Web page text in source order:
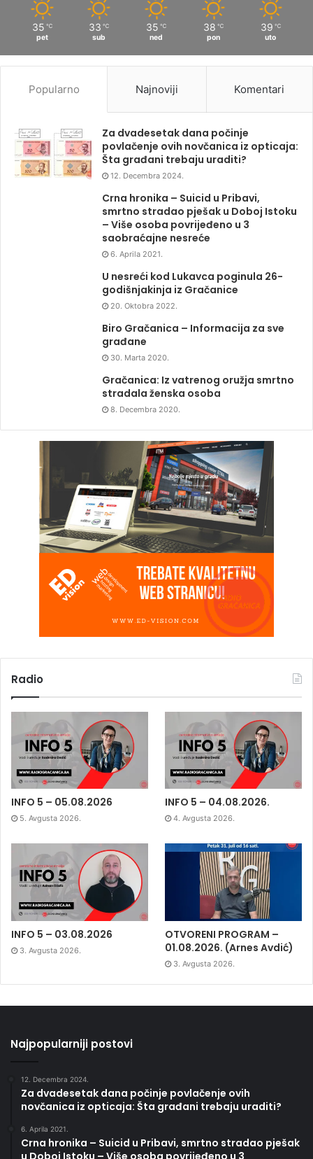
35 ℃
pet
33 ℃
sub
35 ℃
ned
38 ℃
pon
39 ℃
uto
Popularno Najnoviji Komentari
Za dvadesetak dana počinje
povlačenje ovih novčanica iz opticaja:
Šta građani trebaju uraditi?
12. Decembra 2024.
Crna hronika – Suicid u Pribavi,
smrtno stradao pješak u Doboj Istoku
– Više osoba povrijeđeno u 3
saobraćajne nesreće
6. Aprila 2021.
U nesreći kod Lukavca poginula 26-
godišnjakinja iz Gračanice
20. Oktobra 2022.
Biro Gračanica – Informacija za sve
građane
30. Marta 2020.
Gračanica: Iz vatrenog oružja smrtno
stradala ženska osoba
8. Decembra 2020.
Radio
INFO 5 – 05.08.2026
5. Avgusta 2026.
INFO 5 – 04.08.2026.
4. Avgusta 2026.
INFO 5 – 03.08.2026
3. Avgusta 2026.
OTVORENI PROGRAM –
01.08.2026. (Arnes Avdić)
3. Avgusta 2026.
Najpopularniji postovi
12. Decembra 2024.
Za dvadesetak dana počinje povlačenje ovih
novčanica iz opticaja: Šta građani trebaju uraditi?
6. Aprila 2021.
Crna hronika – Suicid u Pribavi, smrtno stradao pješak
u Doboj Istoku – Više osoba povrijeđeno u 3